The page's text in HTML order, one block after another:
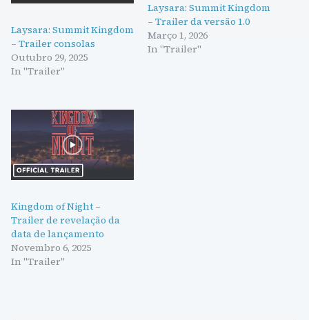
Laysara: Summit Kingdom
– Trailer consolas
Outubro 29, 2025
In "Trailer"
Laysara: Summit Kingdom
– Trailer da versão 1.0
Março 1, 2026
In "Trailer"
Kingdom of Night –
Trailer de revelação da
data de lançamento
Novembro 6, 2025
In "Trailer"